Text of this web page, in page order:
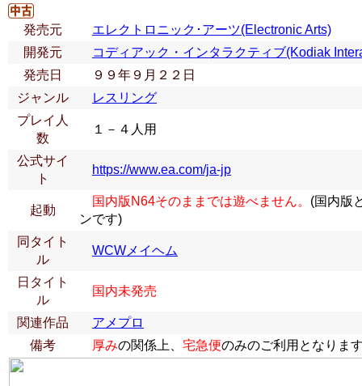
発売元
エレクトロニック･アーツ(Electronic Arts)
開発元
コディアック・インタラクティブ(Kodiak
発売日
９９年９月２２日
ジャンル
レスリング
プレイ人
数
１－４人用
公式サイ
ト
https://www.ea.com/ja-jp
起動
国内版N64そのままでは遊べません。 (国内版
ンです)
同タイト
ル
WCWメイヘム
日タイト
ル
国内未発売
関連作品
アメプロ
備考
厚みの関係上、 宅急便のみのご利用となりま